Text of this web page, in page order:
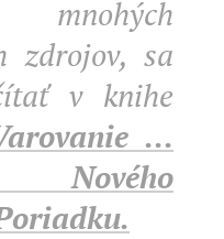
zdrojov, sa
v knihe
...